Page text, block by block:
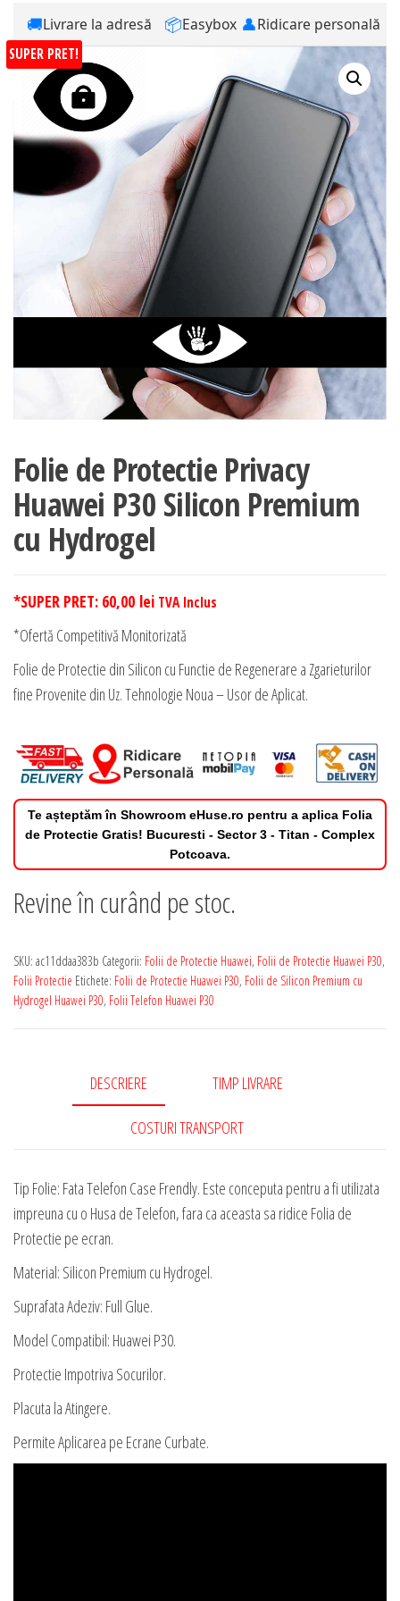
🚚Livrare la adresă 📦Easybox 👤Ridicare personală
SUPER PRET!
Folie de Protectie Privacy
Huawei P30 Silicon Premium
cu Hydrogel
*SUPER PRET: 60,00 lei TVA Inclus
*Ofertă Competitivă Monitorizată
Folie de Protectie din Silicon cu Functie de Regenerare a Zgarieturilor
fine Provenite din Uz. Tehnologie Noua – Usor de Aplicat.
Te așteptăm în Showroom eHuse.ro pentru a aplica Folia
de Protectie Gratis! Bucuresti - Sector 3 - Titan - Complex
Potcoava.
Revine în curând pe stoc.
SKU: ac11ddaa383b Categorii: Folii de Protectie Huawei, Folii de Protectie Huawei P30,
Folii Protectie Etichete: Folii de Protectie Huawei P30, Folii de Silicon Premium cu
Hydrogel Huawei P30, Folii Telefon Huawei P30
DESCRIERE TIMP LIVRARE
COSTURI TRANSPORT
Tip Folie: Fata Telefon Case Frendly. Este conceputa pentru a fi utilizata
impreuna cu o Husa de Telefon, fara ca aceasta sa ridice Folia de
Protectie pe ecran.
Material: Silicon Premium cu Hydrogel.
Suprafata Adeziv: Full Glue.
Model Compatibil: Huawei P30.
Protectie Impotriva Socurilor.
Placuta la Atingere.
Permite Aplicarea pe Ecrane Curbate.